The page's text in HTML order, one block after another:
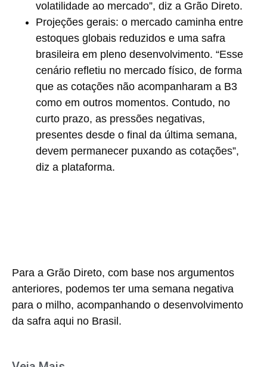
volatilidade ao mercado”, diz a Grão Direto.
Projeções gerais: o mercado caminha entre
estoques globais reduzidos e uma safra
brasileira em pleno desenvolvimento. “Esse
cenário refletiu no mercado físico, de forma
que as cotações não acompanharam a B3
como em outros momentos. Contudo, no
curto prazo, as pressões negativas,
presentes desde o final da última semana,
devem permanecer puxando as cotações”,
diz a plataforma.
Para a Grão Direto, com base nos argumentos
anteriores, podemos ter uma semana negativa
para o milho, acompanhando o desenvolvimento
da safra aqui no Brasil.